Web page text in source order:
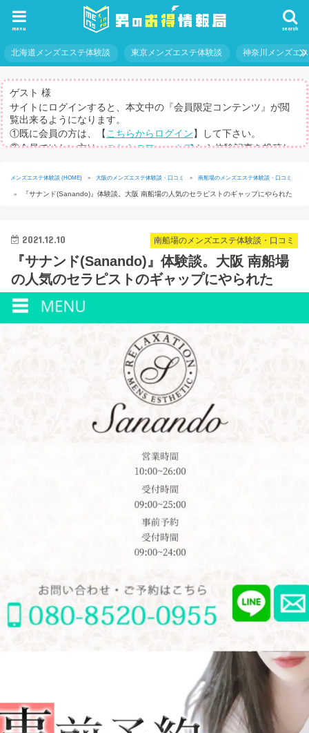
search
menu
北海道メンズエステ体験談 東京メンズエステ体験談 神奈川メンズエ
ゲスト 様
サイトにログインすると、本文中の『会員限定コンテンツ』が閲
覧出来るようになります。
①既に会員の方は、【 こちらからログイン 】して下さい。
②会員ではない方は、こちらのフォーム
から体験記事を投稿し
※体験記事が書けない方や、すべての記事を閲覧したい方のため
メンズエステ体験談 (HOME) » 大阪のメンズエステ体験談・口コミ » 南船場のメンズエステ体験談・口コミ
» 『サナンド(Sanando)』体験談。大阪 南船場の人気のセラピストのギャップにやられた
南船場のメンズエステ体験談・口コミ
2021.12.10
『サナンド(Sanando)』体験談。大阪 南船場
の人気のセラピストのギャップにやられた